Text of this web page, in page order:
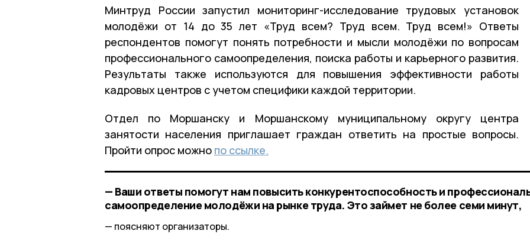
Минтруд России запустил мониторинг-исследование трудовых установок
молодёжи от 14 до 35 лет «Труд всем? Труд всем. Труд всем!» Ответы
респондентов помогут понять потребности и мысли молодёжи по вопросам
профессионального самоопределения, поиска работы и карьерного развития.
Результаты также используются для повышения эффективности работы
кадровых центров с учетом специфики каждой территории.
Отдел по Моршанску и Моршанскому муниципальному округу центра
занятости населения приглашает граждан ответить на простые вопросы.
Пройти опрос можно по ссылке.
— Ваши ответы помогут нам повысить конкурентоспособность и
самоопределение молодёжи на рынке труда. Это займет не более семи минут,
поясняют организаторы.